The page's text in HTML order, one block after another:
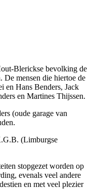
Blerickse bevolking de
De mensen die hiertoe de
en Hans Benders, Jack
en Martines Thijssen.
(oude garage van
(Limburgse
stopgezet worden op
evenals veel andere
en met veel plezier